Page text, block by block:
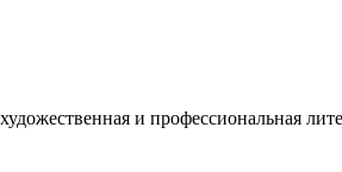
и профессиональная